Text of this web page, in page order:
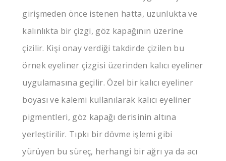
girişmeden önce istenen hatta, uzunlukta ve
kalınlıkta bir çizgi, göz kapağının üzerine
çizilir. Kişi onay verdiği takdirde çizilen bu
örnek eyeliner çizgisi üzerinden kalıcı eyeliner
uygulamasına geçilir. Özel bir kalıcı eyeliner
boyası ve kalemi kullanılarak kalıcı eyeliner
pigmentleri, göz kapağı derisinin altına
yerleştirilir. Tıpkı bir dövme işlemi gibi
yürüyen bu süreç, herhangi bir ağrı ya da acı